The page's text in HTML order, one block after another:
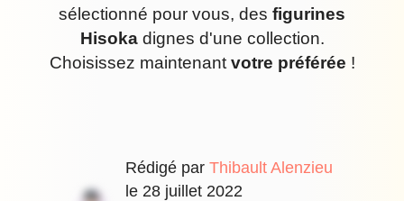
sélectionné pour vous, des figurines
Hisokadignes d'une collection.
Choisissez maintenant votre préférée !
Rédigé par Thibault Alenzieu
le 28 juillet 2022